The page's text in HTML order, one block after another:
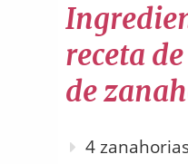
receta
de
4